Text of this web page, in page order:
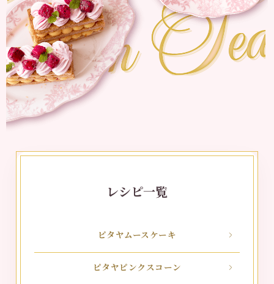
レシピ一覧
ピタヤムースケーキ
ピタヤピンクスコーン